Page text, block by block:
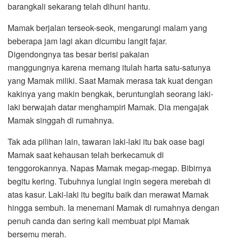
barangkali sekarang telah dihuni hantu.
Mamak berjalan terseok-seok, mengarungi malam yang
beberapa jam lagi akan dicumbu langit fajar.
Digendongnya tas besar berisi pakaian
manggungnya karena memang itulah harta satu-satunya
yang Mamak miliki. Saat Mamak merasa tak kuat dengan
kakinya yang makin bengkak, beruntunglah seorang laki-
laki berwajah datar menghampiri Mamak. Dia mengajak
Mamak singgah di rumahnya.
Tak ada pilihan lain, tawaran laki-laki itu bak oase bagi
Mamak saat kehausan telah berkecamuk di
tenggorokannya. Napas Mamak megap-megap. Bibirnya
begitu kering. Tubuhnya lunglai ingin segera merebah di
atas kasur. Laki-laki itu begitu baik dan merawat Mamak
hingga sembuh. Ia menemani Mamak di rumahnya dengan
penuh canda dan sering kali membuat pipi Mamak
bersemu merah.